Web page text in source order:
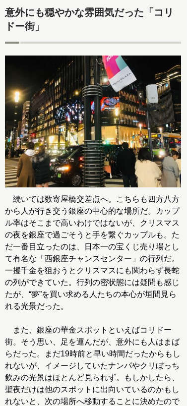
意外にも穏やかな雰囲気だった「コリ
ドー街」
続いては数寄屋橋交差点へ。こちらも四方八方
から人が行き交う銀座の中心的な場所だ。カップ
ル率はそこまで高いわけではないが、クリスマス
の夜を銀座で過ごそうと手を繋ぐカップルも。た
だ一番目立ったのは、日本一の宝くじ売り場とし
て有名な「西銀座チャンスセンター」の行列だ。
一攫千金を狙おうとクリスマスにも関わらず長蛇
の列ができていた。行列の密状態には疑問も感じ
たが、“夢”を買い求める人たちの本心が垣間見ら
れる光景だった。
また、銀座の華金スポットといえばコリドー
街。そう思い、足を運んだが、意外にも人はまば
らだった。まだ19時前と早い時間だったからもし
れないが、イメージしていたナンパやクリぼっち
飲みの光景はほとんど見られず。もしかしたら、
聖夜だけは他のスポットに出向いているのかもし
れないと、次の場所へ移動することに決めたので